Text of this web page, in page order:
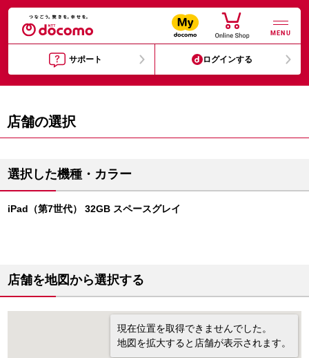
MENU
サポート ログインする
店舗の選択
選択した機種・カラー
iPad（第7世代） 32GB スペースグレイ
店舗を地図から選択する
現在位置を取得できませんでした。
地図を拡大すると店舗が表示されます。